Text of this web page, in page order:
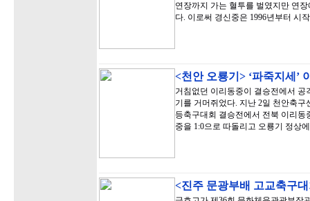
연장까지 가는 혈투를 벌였지만 연
다. 이로써 경신중은 1996년부터 시
<천안 오룡기> ‘파죽지세’
거침없던 이리동중이 결승전에서
기를 거머쥐었다. 지난 2일 천안축
등축구대회 결승전에서 전북 이리
중을 1:0으로 따돌리고 오룡기 정상
<진주 문광부배 고교축구